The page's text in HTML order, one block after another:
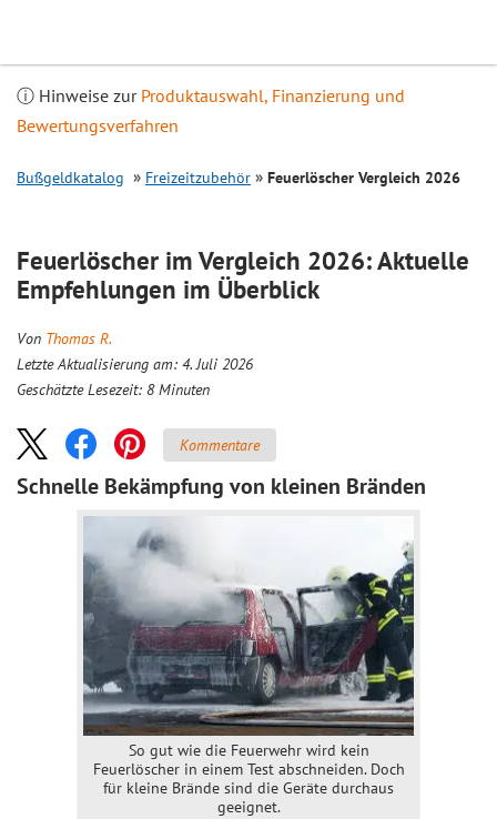
ⓘ Hinweise zur Produktauswahl, Finanzierung und
Bewertungsverfahren
Bußgeldkatalog Freizeitzubehör Feuerlöscher Vergleich 2026
Feuerlöscher im Vergleich 2026: Aktuelle
Empfehlungen im Überblick
Von Thomas R.
Letzte Aktualisierung am: 4. Juli 2026
Geschätzte Lesezeit: 8 Minuten
Kommentare
Schnelle Bekämpfung von kleinen Bränden
So gut wie die Feuerwehr wird kein
Feuerlöscher in einem Test abschneiden. Doch
für kleine Brände sind die Geräte durchaus
geeignet.